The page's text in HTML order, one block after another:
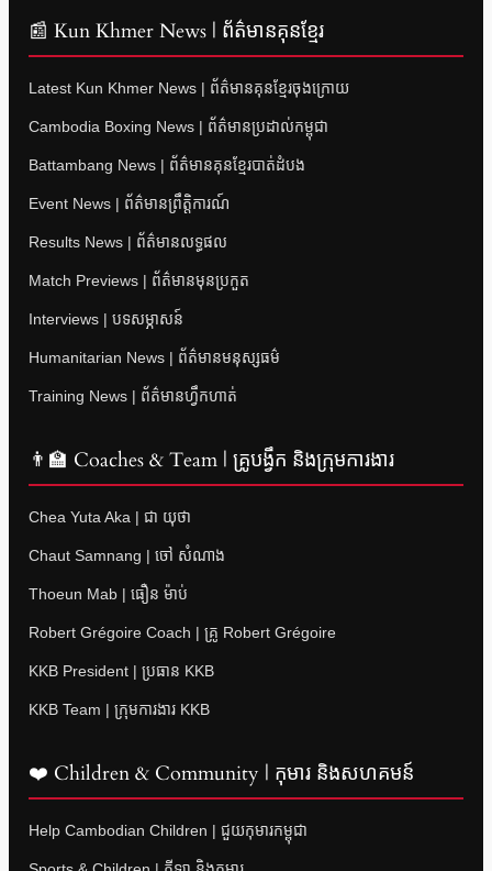
📰 Kun Khmer News | ព័ត៌មានគុនខ្មែរ
Latest Kun Khmer News | ព័ត៌មានគុនខ្មែរចុងក្រោយ
Cambodia Boxing News | ព័ត៌មានប្រដាល់កម្ពុជា
Battambang News | ព័ត៌មានគុនខ្មែរបាត់ដំបង
Event News | ព័ត៌មានព្រឹត្តិការណ៍
Results News | ព័ត៌មានលទ្ធផល
Match Previews | ព័ត៌មានមុនប្រកួត
Interviews | បទសម្ភាសន៍
Humanitarian News | ព័ត៌មានមនុស្សធម៌
Training News | ព័ត៌មានហ្វឹកហាត់
👨‍🏫 Coaches & Team | គ្រូបង្វឹក និងក្រុមការងារ
Chea Yuta Aka | ជា យុថា
Chaut Samnang | ចៅ សំណាង
Thoeun Mab | ធឿន ម៉ាប់
Robert Grégoire Coach | គ្រូ Robert Grégoire
KKB President | ប្រធាន KKB
KKB Team | ក្រុមការងារ KKB
❤️ Children & Community | កុមារ និងសហគមន៍
Help Cambodian Children | ជួយកុមារកម្ពុជា